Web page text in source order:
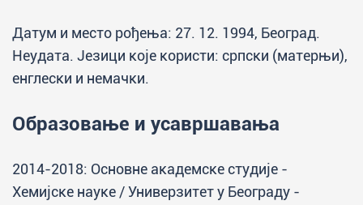
Датум и место рођења: 27. 12. 1994, Београд.
Неудата. Језици које користи: српски (матерњи),
енглески и немачки.
Образовање и усавршавања
2014-2018: Основне академске студије -
Хемијске науке / Универзитет у Београду -